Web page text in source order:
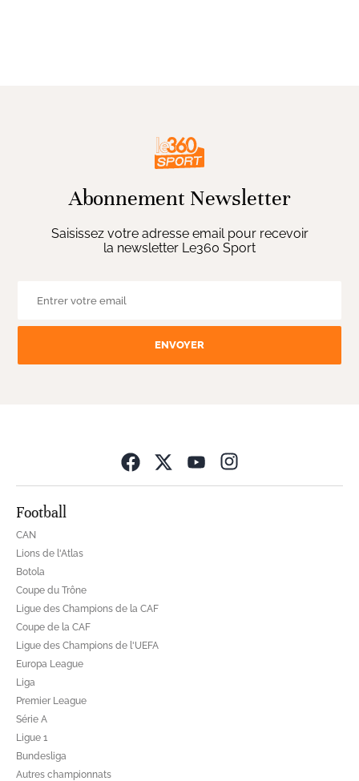
Abonnement Newsletter
Saisissez votre adresse email pour recevoir
la newsletter Le360 Sport
ENVOYER
Football
CAN
Lions de l'Atlas
Botola
Coupe du Trône
Ligue des Champions de la CAF
Coupe de la CAF
Ligue des Champions de l'UEFA
Europa League
Liga
Premier League
Série A
Ligue 1
Bundesliga
Autres championnats